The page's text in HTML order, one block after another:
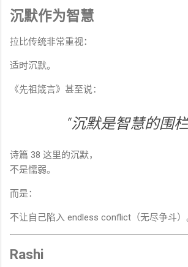
沉默作为智慧
拉比传统非常重视：
适时沉默。
《先祖箴言》甚至说：
“沉默是智慧的围
诗篇 38 这里的沉默，
不是懦弱。
而是：
不让自己陷入 endless conflict（无尽争斗）
Rashi